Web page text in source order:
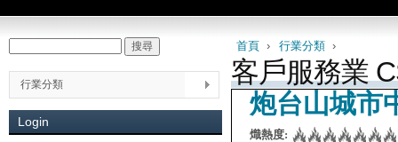
You are here
首頁› 行業分類›
客戶服務業
炮台山城市
熾熱度:
行業分類
Login